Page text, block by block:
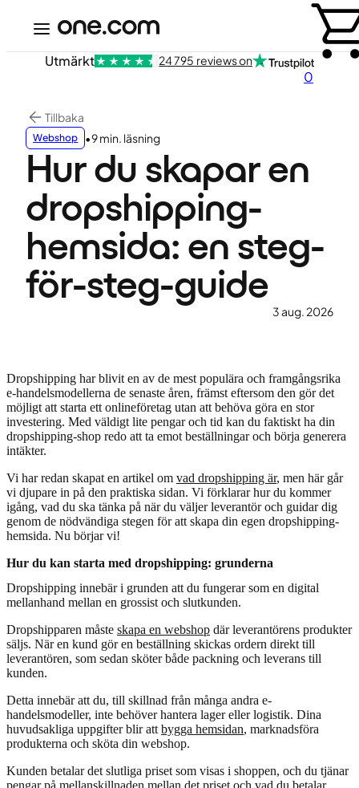
0
Utmärkt 24 795 reviews on
Tillbaka
Webshop •9 min. läsning
Hur du skapar en
dropshipping-
hemsida: en steg-
för-steg-guide
3 aug. 2026
Dropshipping har blivit en av de mest populära och framgångsrika
e-handelsmodellerna de senaste åren, främst eftersom den gör det
möjligt att starta ett onlineföretag utan att behöva göra en stor
investering. Med väldigt lite pengar och tid kan du faktiskt ha din
dropshipping-shop redo att ta emot beställningar och börja generera
intäkter.
Vi har redan skapat en artikel om vad dropshipping är, men här går
vi djupare in på den praktiska sidan. Vi förklarar hur du kommer
igång, vad du ska tänka på när du väljer leverantör och guidar dig
genom de nödvändiga stegen för att skapa din egen dropshipping-
hemsida. Nu börjar vi!
Hur du kan starta med dropshipping: grunderna
Dropshipping innebär i grunden att du fungerar som en digital
mellanhand mellan en grossist och slutkunden.
Dropshipparen måste skapa en webshop där leverantörens produkter
säljs. När en kund gör en beställning skickas ordern direkt till
leverantören, som sedan sköter både packning och leverans till
kunden.
Detta innebär att du, till skillnad från många andra e-
handelsmodeller, inte behöver hantera lager eller logistik. Dina
huvudsakliga uppgifter blir att bygga hemsidan, marknadsföra
produkterna och sköta din webshop.
Kunden betalar det slutliga priset som visas i shoppen, och du tjänar